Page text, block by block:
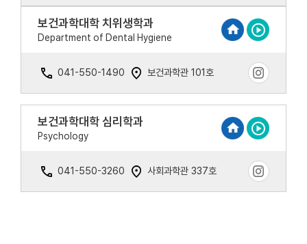
보건과학대학 치위생학과
Department of Dental Hygiene
041-550-1490 보건과학관 101호
보건과학대학 심리학과
Psychology
041-550-3260 사회과학관 337호